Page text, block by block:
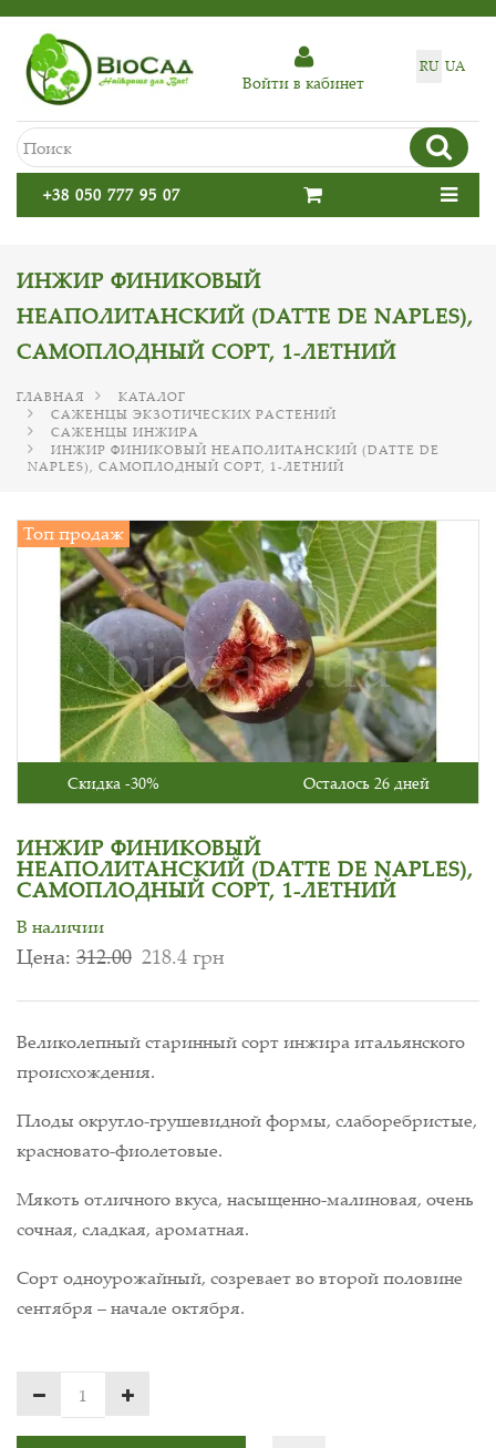
RU UA
Войти в кабинет
+38 050 777 95 07
ИНЖИР ФИНИКОВЫЙ
НЕАПОЛИТАНСКИЙ (DATTE DE NAPLES),
САМОПЛОДНЫЙ СОРТ, 1-ЛЕТНИЙ
ГЛАВНАЯ
КАТАЛОГ
САЖЕНЦЫ ЭКЗОТИЧЕСКИХ РАСТЕНИЙ
САЖЕНЦЫ ИНЖИРА
ИНЖИР ФИНИКОВЫЙ НЕАПОЛИТАНСКИЙ (DATTE DE
NAPLES), САМОПЛОДНЫЙ СОРТ, 1-ЛЕТНИЙ
Топ продаж
Скидка -30% Осталось 26 дней
ИНЖИР ФИНИКОВЫЙ
НЕАПОЛИТАНСКИЙ (DATTE DE NAPLES),
САМОПЛОДНЫЙ СОРТ, 1-ЛЕТНИЙ
В наличии
Цена: 312.00 218.4 грн
Великолепный старинный сорт инжира итальянского
происхождения.
Плоды округло-грушевидной формы, слаборебристые,
красновато-фиолетовые.
Мякоть отличного вкуса, насыщенно-малиновая, очень
сочная, сладкая, ароматная.
Сорт одноурожайный, созревает во второй половине
сентября – начале октября.